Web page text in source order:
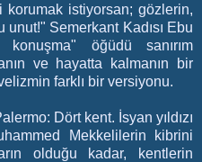
korumak istiyorsan; gözlerin,
Semerkant Kadısı Ebu
öğüdü sanırım
ve hayatta kalmanın bir
farklı bir versiyonu.
Dört kent. İsyan yıldızı
Mekkelilerin kibrini
olduğu kadar, kentlerin